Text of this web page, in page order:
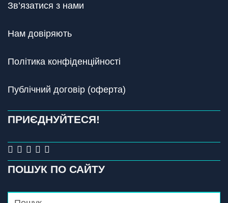
Зв’язатися з нами
Нам довіряють
Політика конфіденційності
Публічний договір (оферта)
ПРИЄДНУЙТЕСЯ!
ПОШУК ПО САЙТУ